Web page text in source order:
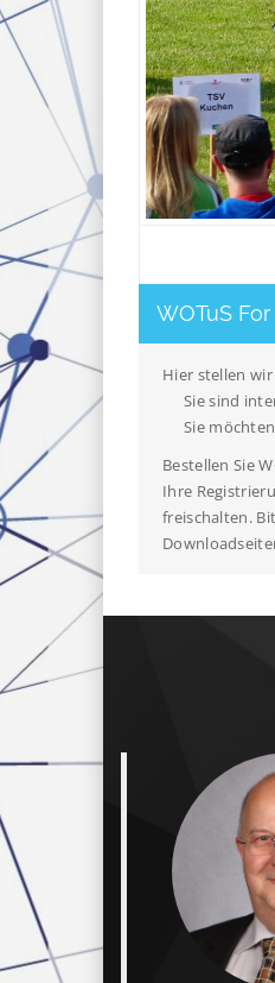
WOTuS
Hier stellen
Sie sind
Sie
Bestellen Sie
Ihre
freischalten.